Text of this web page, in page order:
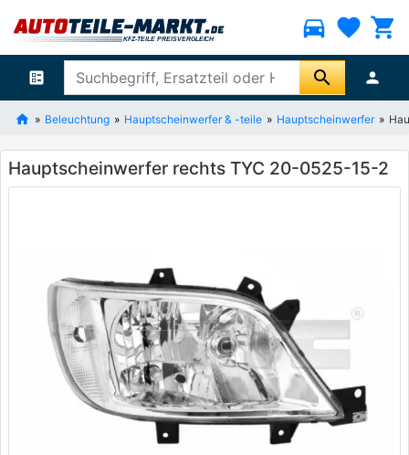
directions_car favorite shopping_cart
ballot search person
Beleuchtung Hauptscheinwerfer & -teile Hauptscheinwerfer
Hauptscheinwerfer rechts TYC 20-0525-15-2